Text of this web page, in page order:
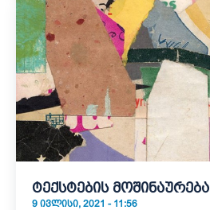
ტექსტების მოშინაურება
9 ᲘᲕᲚᲘᲡᲘ, 2021 - 11:56